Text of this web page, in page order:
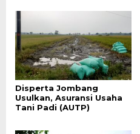
Disperta Jombang
Usulkan, Asuransi Usaha
Tani Padi (AUTP)